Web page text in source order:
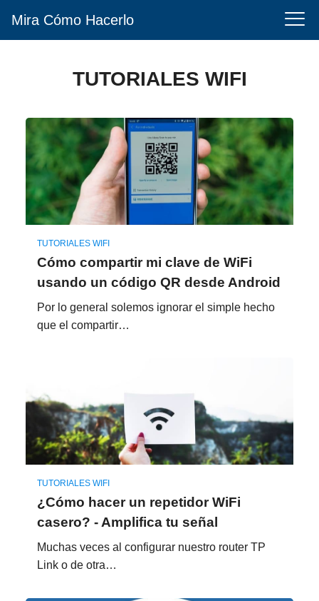
Mira Cómo Hacerlo
TUTORIALES WIFI
TUTORIALES WIFI
Cómo compartir mi clave de WiFi
usando un código QR desde Android
Por lo general solemos ignorar el simple hecho
que el compartir…
TUTORIALES WIFI
¿Cómo hacer un repetidor WiFi
casero? - Amplifica tu señal
Muchas veces al configurar nuestro router TP
Link o de otra…